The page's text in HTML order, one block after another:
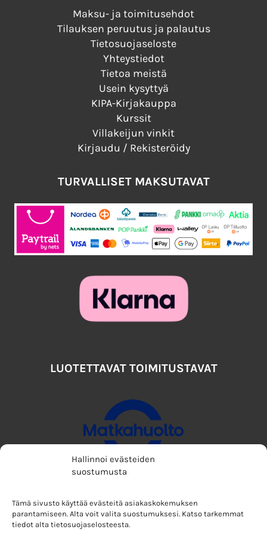
Hallinnoi evästeiden
suostumusta
Tämä sivusto käyttää evästeitä asiakaskokemuksen
parantamiseen. Alta voit valita suostumuksesi. Katso tarkemmat
tiedot alta tietosuojaselosteesta.
Maksu- ja toimitusehdot
Tilauksen peruutus ja palautus
Tietosuojaseloste
Yhteystiedot
Tietoa meistä
Usein kysyttyä
KIPA-Kirjakauppa
Kurssit
Villakeijun vinkit
Kirjaudu / Rekisteröidy
TURVALLISET MAKSUTAVAT
LUOTETTAVAT TOIMITUSTAVAT